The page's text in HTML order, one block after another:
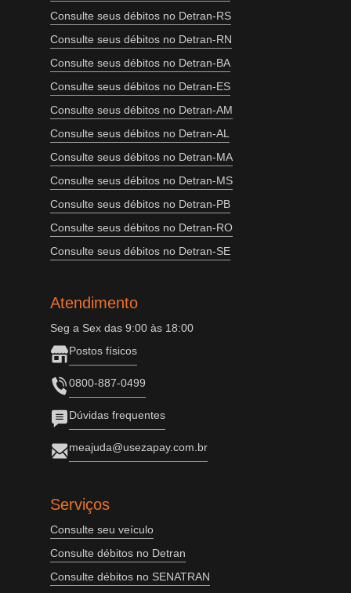
Consulte seus débitos no Detran-RS
Consulte seus débitos no Detran-RN
Consulte seus débitos no Detran-BA
Consulte seus débitos no Detran-ES
Consulte seus débitos no Detran-AM
Consulte seus débitos no Detran-AL
Consulte seus débitos no Detran-MA
Consulte seus débitos no Detran-MS
Consulte seus débitos no Detran-PB
Consulte seus débitos no Detran-RO
Consulte seus débitos no Detran-SE
Atendimento
Seg a Sex das 9:00 às 18:00
Postos físicos
0800-887-0499
Dúvidas frequentes
meajuda@usezapay.com.br
Serviços
Consulte seu veículo
Consulte débitos no Detran
Consulte débitos no SENATRAN